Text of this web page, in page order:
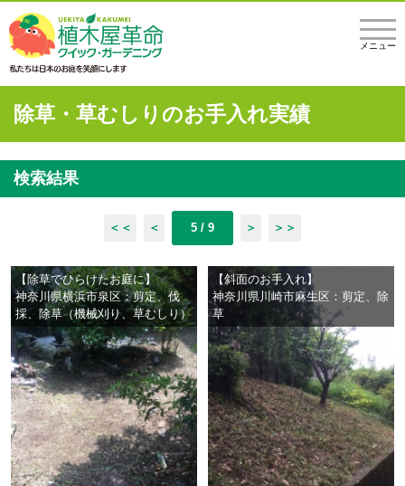
メニュー
除草・草むしりのお手入れ実績
検索結果
＜＜ ＜ 5 / 9 ＞ ＞＞
【除草でひらけたお庭に】
神奈川県横浜市泉区：剪定、伐
採、除草（機械刈り、草むしり）
【斜面のお手入れ】
神奈川県川崎市麻生区：剪定、除
草